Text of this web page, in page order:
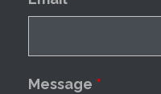
Message *